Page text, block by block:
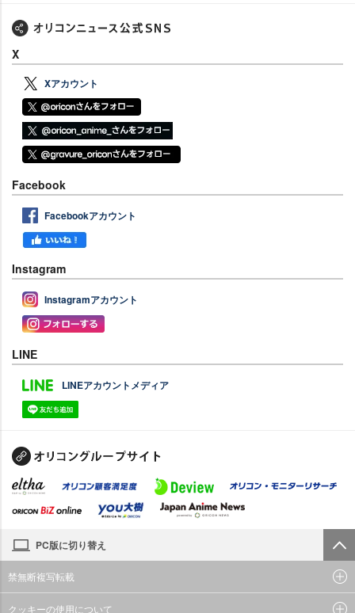
X
Xアカウント
Facebook
Facebookアカウント
Instagram
Instagramアカウント
LINE
LINEアカウントメディア
PC版に切り替え
禁無断複写転載
クッキーの使用について